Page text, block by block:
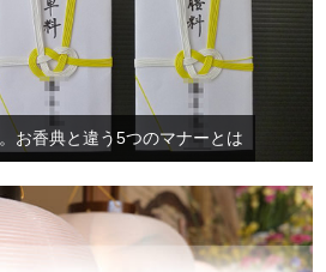
お香典と違う5つのマナーとは